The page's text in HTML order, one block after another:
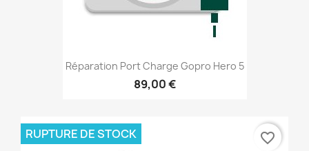
Réparation Port Charge Gopro Hero 5
89,00 €
RUPTURE DE STOCK favorite_border